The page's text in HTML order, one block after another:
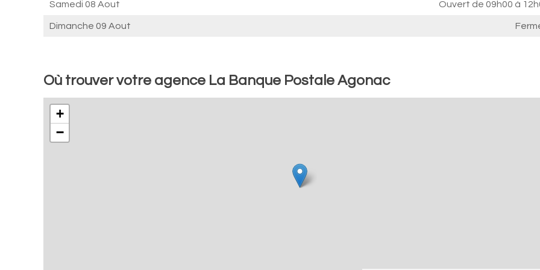
Samedi 08 Aout Ouvert de 09h00 à
Dimanche 09 Aout
Où trouver votre agence La Banque Postale Agonac
+
−